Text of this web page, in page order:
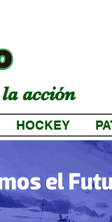
acción
HOCKEY